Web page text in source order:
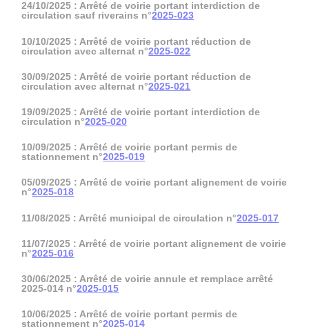
24/10/2025 : Arrêté de voirie portant interdiction de
circulation sauf riverains n°2025-023
10/10/2025 : Arrêté de voirie portant réduction de
circulation avec alternat n°2025-022
30/09/2025 : Arrêté de voirie portant réduction de
circulation avec alternat n°2025-021
19/09/2025 : Arrêté de voirie portant interdiction de
circulation n°2025-020
10/09/2025 : Arrêté de voirie portant permis de
stationnement n°2025-019
05/09/2025 : Arrêté de voirie portant alignement de voirie
n°2025-018
11/08/2025 : Arrêté municipal de circulation n°2025-017
11/07/2025 : Arrêté de voirie portant alignement de voirie
n°2025-016
30/06/2025 : Arrêté de voirie annule et remplace arrêté
2025-014 n°2025-015
10/06/2025 : Arrêté de voirie portant permis de
stationnement n°2025-014